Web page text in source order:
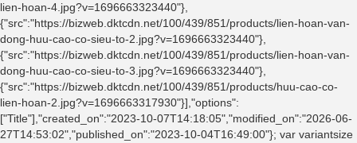
lien-hoan-4.jpg?v=1696663323440"},
{"src":"https://bizweb.dktcdn.net/100/439/851/products/lien-hoan-van-
dong-huu-cao-co-sieu-to-2.jpg?v=1696663323440"},
{"src":"https://bizweb.dktcdn.net/100/439/851/products/lien-hoan-van-
dong-huu-cao-co-sieu-to-3.jpg?v=1696663323440"},
{"src":"https://bizweb.dktcdn.net/100/439/851/products/huu-cao-co-
lien-hoan-2.jpg?v=1696663317930"}],"options":
["Title"],"created_on":"2023-10-07T14:18:05","modified_on":"2026-06-
27T14:53:02","published_on":"2023-10-04T16:49:00"}; var variantsize